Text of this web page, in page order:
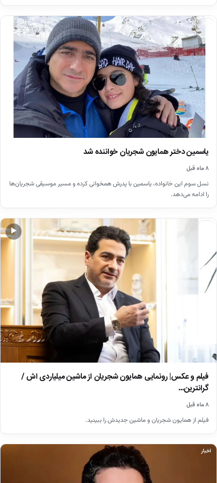
اخبار
یاسمین دختر همایون شجریان خواننده شد
۸ ماه قبل
نسل سوم این خانواده، یاسمین با پدرش همخوانی کرده و مسیر موسیقی شجریان‌ها
را ادامه می‌دهد.
▶
فیلم و عکس| رونمایی همایون شجریان از ماشین میلیاردی اش /
گرانترین…
۸ ماه قبل
فیلم از همایون شجریان و ماشین جدیدش را ببینید.
اخبار